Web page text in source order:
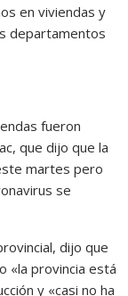
en viviendas y
departamentos
fueron
que dijo que la
martes pero
se
dijo que
«la provincia está
y «casi no ha